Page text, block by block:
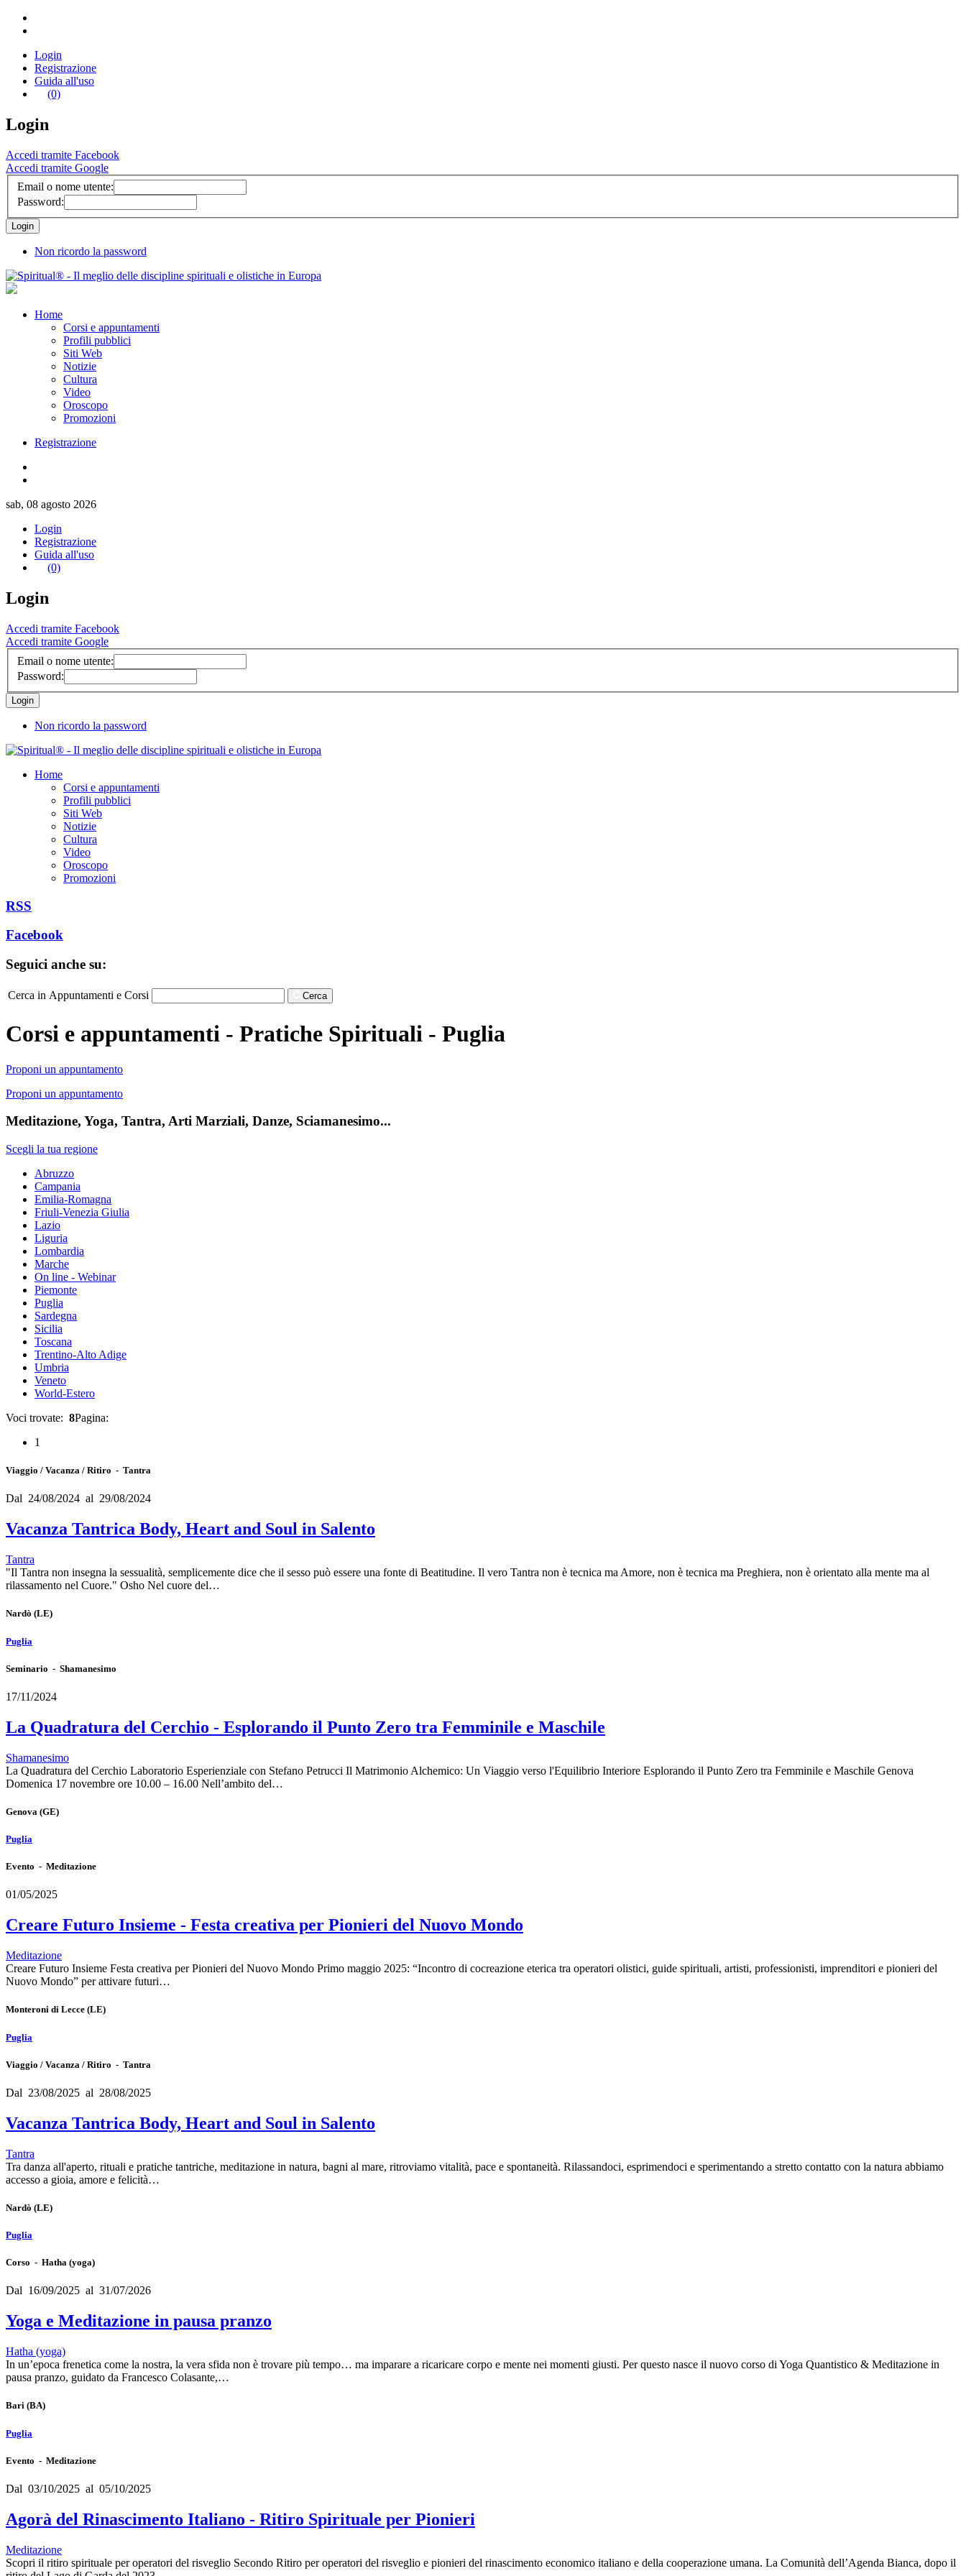
Login
Registrazione
Guida all'uso
(0)
Login
Accedi tramite Facebook
Accedi tramite Google
Email o nome utente:
Password:
Non ricordo la password
Home
Corsi e appuntamenti
Profili pubblici
Siti Web
Notizie
Cultura
Video
Oroscopo
Promozioni
Registrazione
sab, 08 agosto 2026
Login
Registrazione
Guida all'uso
(0)
Login
Accedi tramite Facebook
Accedi tramite Google
Email o nome utente:
Password:
Non ricordo la password
Home
Corsi e appuntamenti
Profili pubblici
Siti Web
Notizie
Cultura
Video
Oroscopo
Promozioni
RSS
Facebook
Seguici anche su:
Cerca in Appuntamenti e Corsi Cerca
Corsi e appuntamenti - Pratiche Spirituali - Puglia
Proponi un appuntamento
Proponi un appuntamento
Meditazione, Yoga, Tantra, Arti Marziali, Danze, Sciamanesimo...
Scegli la tua regione
Abruzzo
Campania
Emilia-Romagna
Friuli-Venezia Giulia
Lazio
Liguria
Lombardia
Marche
On line - Webinar
Piemonte
Puglia
Sardegna
Sicilia
Toscana
Trentino-Alto Adige
Umbria
Veneto
World-Estero
Voci trovate: 8Pagina:
1
Viaggio / Vacanza / Ritiro - Tantra
Dal 24/08/2024 al 29/08/2024
Vacanza Tantrica Body, Heart and Soul in Salento
Tantra
"Il Tantra non insegna la sessualità, semplicemente dice che il sesso può essere una fonte di Beatitudine. Il vero Tantra non è tecnica ma Amore, non è tecnica ma Preghiera, non è orientato alla mente ma al
rilassamento nel Cuore." Osho Nel cuore del…
Nardò (LE)
Puglia
Seminario - Shamanesimo
17/11/2024
La Quadratura del Cerchio - Esplorando il Punto Zero tra Femminile e Maschile
Shamanesimo
La Quadratura del Cerchio Laboratorio Esperienziale con Stefano Petrucci Il Matrimonio Alchemico: Un Viaggio verso l'Equilibrio Interiore Esplorando il Punto Zero tra Femminile e Maschile Genova
Domenica 17 novembre ore 10.00 – 16.00 Nell’ambito del…
Genova (GE)
Puglia
Evento - Meditazione
01/05/2025
Creare Futuro Insieme - Festa creativa per Pionieri del Nuovo Mondo
Meditazione
Creare Futuro Insieme Festa creativa per Pionieri del Nuovo Mondo Primo maggio 2025: “Incontro di cocreazione eterica tra operatori olistici, guide spirituali, artisti, professionisti, imprenditori e pionieri del
Nuovo Mondo” per attivare futuri…
Monteroni di Lecce (LE)
Puglia
Viaggio / Vacanza / Ritiro - Tantra
Dal 23/08/2025 al 28/08/2025
Vacanza Tantrica Body, Heart and Soul in Salento
Tantra
Tra danza all'aperto, rituali e pratiche tantriche, meditazione in natura, bagni al mare, ritroviamo vitalità, pace e spontaneità. Rilassandoci, esprimendoci e sperimentando a stretto contatto con la natura abbiamo
accesso a gioia, amore e felicità…
Nardò (LE)
Puglia
Corso - Hatha (yoga)
Dal 16/09/2025 al 31/07/2026
Yoga e Meditazione in pausa pranzo
Hatha (yoga)
In un’epoca frenetica come la nostra, la vera sfida non è trovare più tempo… ma imparare a ricaricare corpo e mente nei momenti giusti. Per questo nasce il nuovo corso di Yoga Quantistico & Meditazione in
pausa pranzo, guidato da Francesco Colasante,…
Bari (BA)
Puglia
Evento - Meditazione
Dal 03/10/2025 al 05/10/2025
Agorà del Rinascimento Italiano - Ritiro Spirituale per Pionieri
Meditazione
Scopri il ritiro spirituale per operatori del risveglio Secondo Ritiro per operatori del risveglio e pionieri del rinascimento economico italiano e della cooperazione umana. La Comunità dell’Agenda Bianca, dopo il